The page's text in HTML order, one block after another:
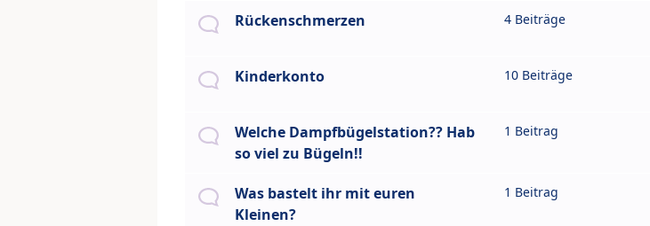
Rückenschmerzen 4 Beiträge
Kinderkonto 10 Beiträge
Welche Dampfbügelstation?? Hab
so viel zu Bügeln!!
1 Beitrag
Was bastelt ihr mit euren
Kleinen?
1 Beitrag